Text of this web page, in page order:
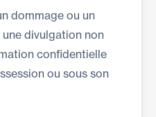
dommage ou un
divulgation non
confidentielle
ou sous son